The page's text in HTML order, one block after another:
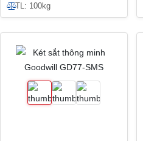
TL: 100kg